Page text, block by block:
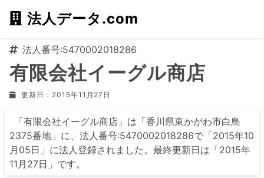
法人データ.com
法人番号:5470002018286
有限会社イーグル商店
更新日：2015年11月27日
「有限会社イーグル商店」は「香川県東かがわ市白鳥
2375番地」に、法人番号:5470002018286で「2015年10
月05日」に法人登録されました。最終更新日は「2015年
11月27日」です。